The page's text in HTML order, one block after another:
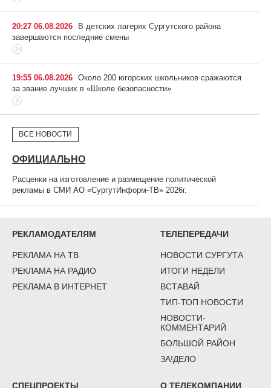
20:27 06.08.2026
В детских лагерях Сургутского района
завершаются последние смены
19:55 06.08.2026 Около 200 югорских школьников сражаются
за звание лучших в «Школе безопасности»
ВСЕ НОВОСТИ
ОФИЦИАЛЬНО
Расценки на изготовление и размещение политической
рекламы в СМИ АО «СургутИнформ-ТВ» 2026г.
РЕКЛАМОДАТЕЛЯМ
РЕКЛАМА НА ТВ
РЕКЛАМА НА РАДИО
РЕКЛАМА В ИНТЕРНЕТ
ТЕЛЕПЕРЕДАЧИ
НОВОСТИ СУРГУТА
ИТОГИ НЕДЕЛИ
ВСТАВАЙ
ТИП-ТОП НОВОСТИ
НОВОСТИ-
КОММЕНТАРИЙ
БОЛЬШОЙ РАЙОН
ЗА!ДЕЛО
СПЕЦПРОЕКТЫ О ТЕЛЕКОМПАНИИ